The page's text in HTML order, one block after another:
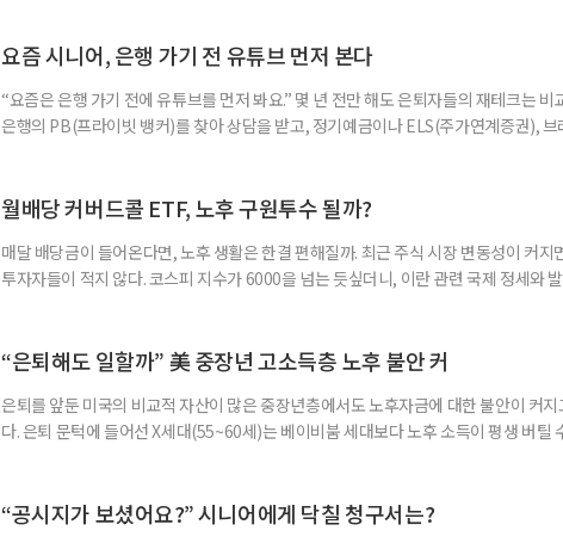
투자자라면 반드시 알아야 할 핵심 위험 요소를 짚어본다. 수익도 2배, 손실도 2배… 레
요즘 시니어, 은행 가기 전 유튜브 먼저 본다
“요즘은 은행 가기 전에 유튜브를 먼저 봐요.” 몇 년 전만 해도 은퇴자들의 재테크는
은행의 PB(프라이빗 뱅커)를 찾아 상담을 받고, 정기예금이나 ELS(주가연계증권),
브에서 정보를 서울에 사는 60대 A 씨는 최근 IRP(개인형퇴직연금) 계좌를 직접 손보기
월배당 커버드콜 ETF, 노후 구원투수 될까?
매달 배당금이 들어온다면, 노후 생활은 한결 편해질까. 최근 주식 시장 변동성이 커지
투자자들이 적지 않다. 코스피 지수가 6000을 넘는 듯싶더니, 이란 관련 국제 정세와
에서도 월배당 커버드콜 ETF는 은퇴자와 은퇴를 앞둔 이들에게 ‘매달 들어오는 돈’이
“은퇴해도 일할까” 美 중장년 고소득층 노후 불안 커
은퇴를 앞둔 미국의 비교적 자산이 많은 중장년층에서도 노후자금에 대한 불안이 커
다. 은퇴 문턱에 들어선 X세대(55~60세)는 베이비붐 세대보다 노후 소득이 평생 버틸
고 있다는 뜻으로 읽힌다. 지난 1일 미국의 은퇴보장 전문 보험·금융회사 글로벌애틀랜
“공시지가 보셨어요?” 시니어에게 닥칠 청구서는?